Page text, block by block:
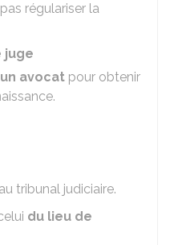
régulariser la
juge
avocat pour obtenir
tribunal judiciaire.
du lieu de